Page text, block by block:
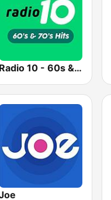
Radio 10 - 60s & 70s Hits